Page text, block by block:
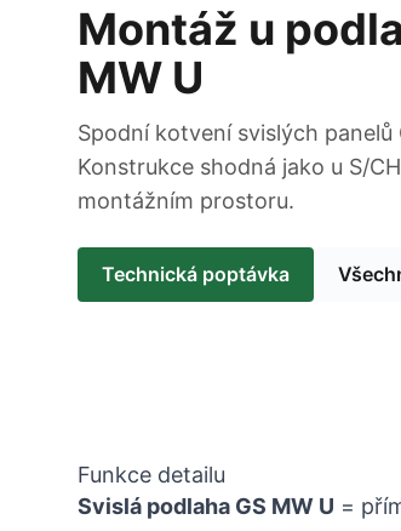
Montáž u
MW U
Spodní kotvení svislých
Konstrukce shodná jako u S/
montážním prostoru.
Technická poptávka
Funkce detailu
Svislá podlaha GS MW U =